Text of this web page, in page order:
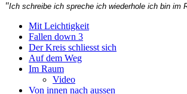
"Ich schreibe ich spreche ich wiederhole ich bin im
Mit Leichtigkeit
Fallen down 3
Der Kreis schliesst sich
Auf dem Weg
Im Raum
Video
Von innen nach aussen